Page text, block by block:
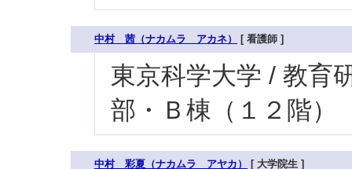
中村 茜（ナカムラ アカネ） [ 看護師 ]
東京科学大学 / 教育
部・Ｂ棟（１２階）
中村 彩夏（ナカムラ アヤカ） [ 大学院生 ]